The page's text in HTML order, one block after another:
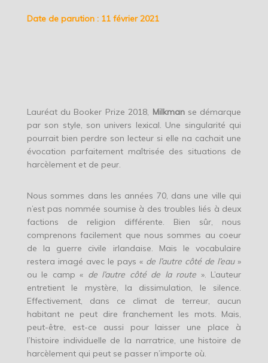
Date de parution : 11 février 2021
Lauréat du Booker Prize 2018, Milkmanse démarque
par son style, son univers lexical. Une singularité qui
pourrait bien perdre son lecteur si elle na cachait une
évocation parfaitement maîtrisée des situations de
harcèlement et de peur.
Nous sommes dans les années 70, dans une ville qui
n’est pas nommée soumise à des troubles liés à deux
factions de religion différente. Bien sûr, nous
comprenons facilement que nous sommes au coeur
de la guerre civile irlandaise. Mais le vocabulaire
restera imagé avec le pays « de l’autre côté de l’eau»
ou le camp « de l’autre côté de la route ». L’auteur
entretient le mystère, la dissimulation, le silence.
Effectivement, dans ce climat de terreur, aucun
habitant ne peut dire franchement les mots. Mais,
peut-être, est-ce aussi pour laisser une place à
l’histoire individuelle de la narratrice, une histoire de
harcèlement qui peut se passer n’importe où.